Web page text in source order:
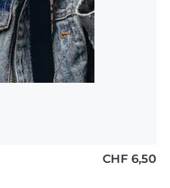
CHF 6,50